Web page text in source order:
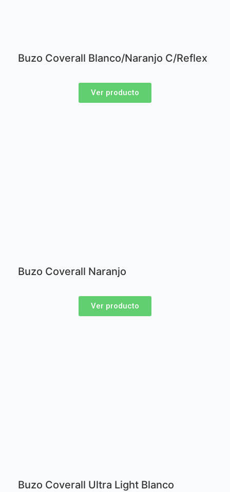
Buzo Coverall Blanco/Naranjo C/Reflex
Ver producto
Buzo Coverall Naranjo
Ver producto
Buzo Coverall Ultra Light Blanco